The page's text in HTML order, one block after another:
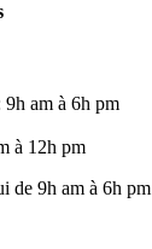
am à 6h pm
à 12h pm
de 9h am à 6h pm